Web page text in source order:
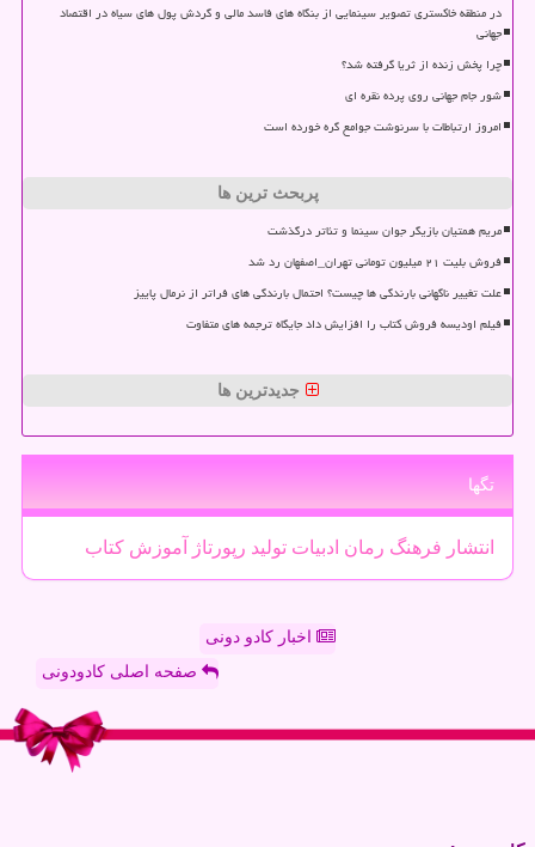
در منطقه خاکستری تصویر سینمایی از بنگاه های فاسد مالی و گردش پول های سیاه در اقتصاد
جهانی
چرا پخش زنده از ثریا گرفته شد؟
شور جام جهانی روی پرده نقره ای
امروز ارتباطات با سرنوشت جوامع گره خورده است
پربحث ترین ها
مریم همتیان بازیگر جوان سینما و تئاتر درگذشت
فروش بلیت ۲۱ میلیون تومانی تهران_اصفهان رد شد
علت تغییر ناگهانی بارندگی ها چیست؟ احتمال بارندگی های فراتر از نرمال پاییز
فیلم اودیسه فروش کتاب را افزایش داد جایگاه ترجمه های متفاوت
جدیدترین ها
تگها
انتشار فرهنگ رمان ادبیات تولید رپورتاژ آموزش كتاب
اخبار کادو دونی
صفحه اصلی کادودونی